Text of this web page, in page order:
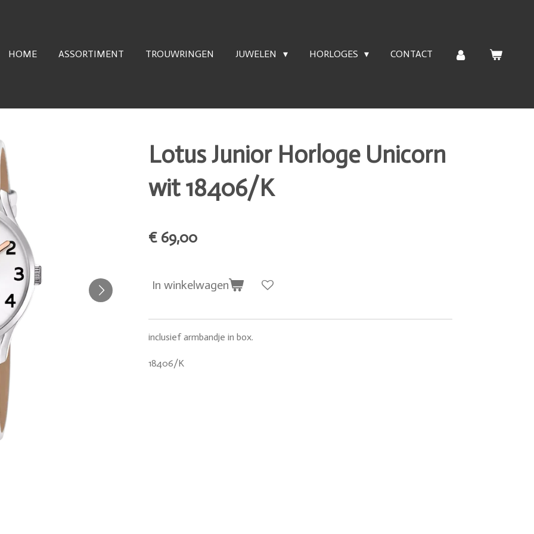
HOME ASSORTIMENT TROUWRINGEN JUWELEN HORLOGES CONTACT
Lotus Junior Horloge Unicorn
wit 18406/K
€ 69,00
In winkelwagen
inclusief armbandje in box.
18406/K